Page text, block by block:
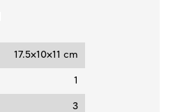
17.5x10x11 cm
1
3